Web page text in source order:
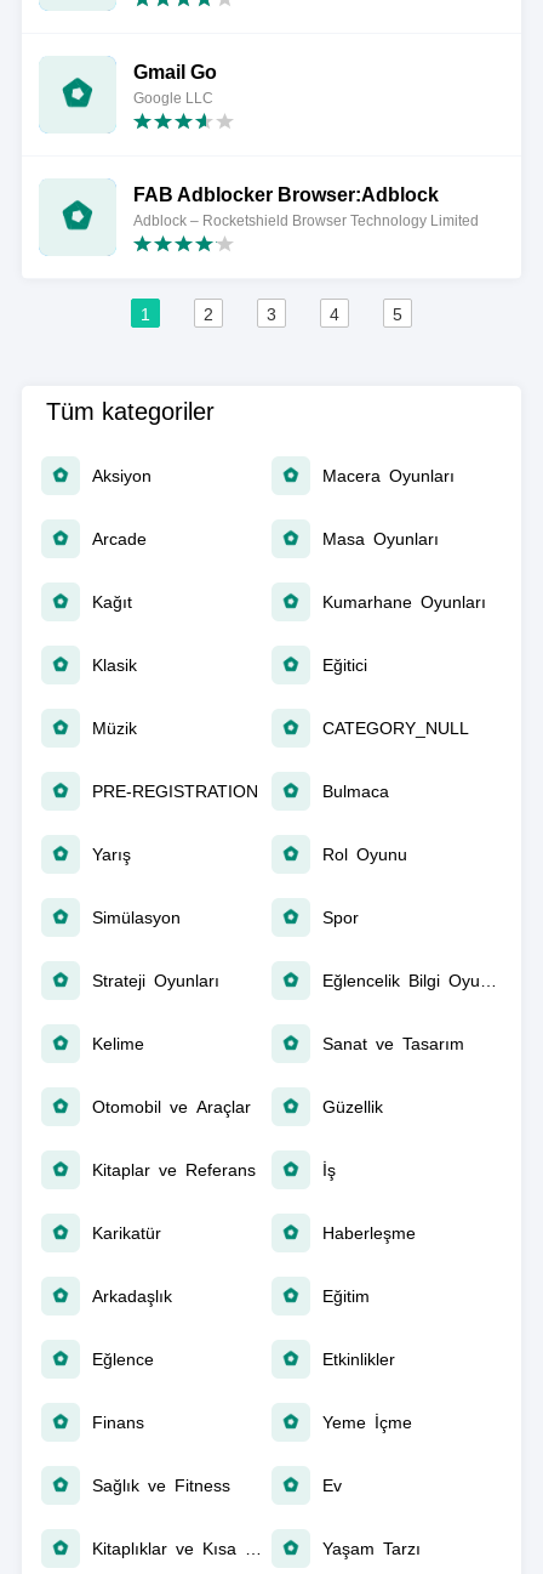
Gmail Go
Google LLC
FAB Adblocker Browser:Adblock
Adblock – Rocketshield Browser Technology Limited
1 2 3 4 5
Tüm kategoriler
Aksiyon Macera Oyunları
Arcade Masa Oyunları
Kağıt Kumarhane Oyunları
Klasik Eğitici
Müzik CATEGORY_NULL
PRE-REGISTRATION Bulmaca
Yarış Rol Oyunu
Simülasyon Spor
Strateji Oyunları
Kelime Sanat ve Tasarım
Otomobil ve Araçlar Güzellik
Kitaplar ve Referans İş
Karikatür Haberleşme
Arkadaşlık Eğitim
Eğlence Etkinlikler
Finans Yeme İçme
Sağlık ve Fitness Ev
Yaşam Tarzı